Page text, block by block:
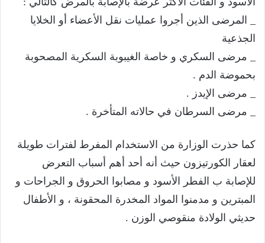
_ المرضى الذين أجروا عمليات نقل الأعضاء أو الخلايا
الجذعية
_ مرضى السكري و خاصة الغيبوبة السكرية المصحوبة
بحموضة الدم .
_ مرضى الإيدز .
_ مرضى السرطان في حالاته المتأخرة .
كما حذرت الوزارة من الاستخدام المفرط لفترات طويلة
لعقار الكورتيزون حيث أنه أحد أهم أسباب التعرض
للإصابة ب الفطر الأسود و مصابوا الحروق و الجراحات و
المبترين و مدمنوا المواد المخدرة المحقونة ، و الأطفال
حديثي الولادة منقوصي الوزن .